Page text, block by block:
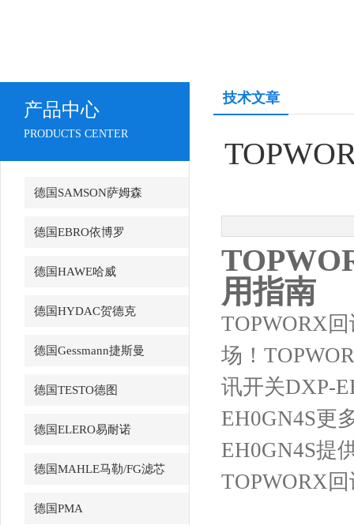
产品中心
PRODUCTS CENTER
德国SAMSON萨姆森
德国EBRO依博罗
德国HAWE哈威
德国HYDAC贺德克
德国Gessmann捷斯曼
德国TESTO德图
德国ELERO易耐诺
德国MAHLE马勒/FG滤芯
德国PMA
技术文章
用指南
TOPWORX
场！
讯开关DXP-
EH0GN4S更
EH0GN4S提
TOPWORX